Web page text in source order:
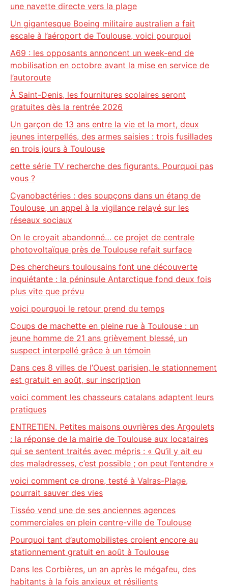
une navette directe vers la plage
Un gigantesque Boeing militaire australien a fait
escale à l’aéroport de Toulouse, voici pourquoi
A69 : les opposants annoncent un week-end de
mobilisation en octobre avant la mise en service de
l’autoroute
À Saint-Denis, les fournitures scolaires seront
gratuites dès la rentrée 2026
Un garçon de 13 ans entre la vie et la mort, deux
jeunes interpellés, des armes saisies : trois fusillades
en trois jours à Toulouse
cette série TV recherche des figurants. Pourquoi pas
vous ?
Cyanobactéries : des soupçons dans un étang de
Toulouse, un appel à la vigilance relayé sur les
réseaux sociaux
On le croyait abandonné… ce projet de centrale
photovoltaïque près de Toulouse refait surface
Des chercheurs toulousains font une découverte
inquiétante : la péninsule Antarctique fond deux fois
plus vite que prévu
voici pourquoi le retour prend du temps
Coups de machette en pleine rue à Toulouse : un
jeune homme de 21 ans grièvement blessé, un
suspect interpellé grâce à un témoin
Dans ces 8 villes de l’Ouest parisien, le stationnement
est gratuit en août, sur inscription
voici comment les chasseurs catalans adaptent leurs
pratiques
ENTRETIEN. Petites maisons ouvrières des Argoulets
: la réponse de la mairie de Toulouse aux locataires
qui se sentent traités avec mépris : « Qu’il y ait eu
des maladresses, c’est possible ; on peut l’entendre »
voici comment ce drone, testé à Valras-Plage,
pourrait sauver des vies
Tisséo vend une de ses anciennes agences
commerciales en plein centre-ville de Toulouse
Pourquoi tant d’automobilistes croient encore au
stationnement gratuit en août à Toulouse
Dans les Corbières, un an après le mégafeu, des
habitants à la fois anxieux et résilients